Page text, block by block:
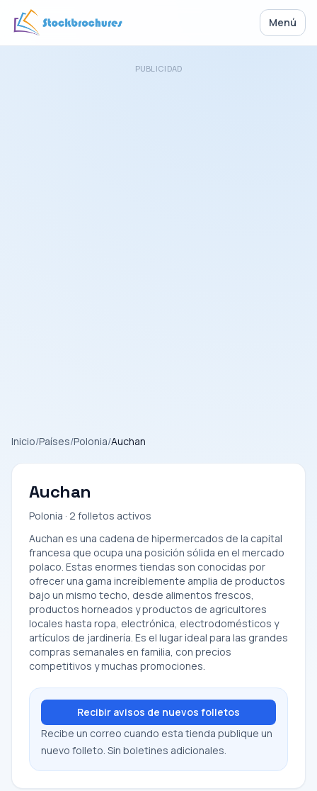
Menú
PUBLICIDAD
Inicio/Países/Polonia/Auchan
Auchan
Polonia · 2 folletos activos
Auchan es una cadena de hipermercados de la capital
francesa que ocupa una posición sólida en el mercado
polaco. Estas enormes tiendas son conocidas por
ofrecer una gama increíblemente amplia de productos
bajo un mismo techo, desde alimentos frescos,
productos horneados y productos de agricultores
locales hasta ropa, electrónica, electrodomésticos y
artículos de jardinería. Es el lugar ideal para las grandes
compras semanales en familia, con precios
competitivos y muchas promociones.
Recibir avisos de nuevos folletos
Recibe un correo cuando esta tienda publique un
nuevo folleto. Sin boletines adicionales.